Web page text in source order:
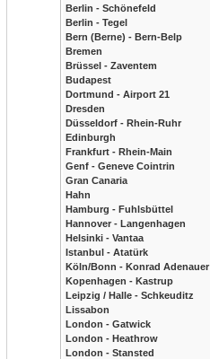
Berlin - Schönefeld
Berlin - Tegel
Bern (Berne) - Bern-Belp
Bremen
Brüssel - Zaventem
Budapest
Dortmund - Airport 21
Dresden
Düsseldorf - Rhein-Ruhr
Edinburgh
Frankfurt - Rhein-Main
Genf - Geneve Cointrin
Gran Canaria
Hahn
Hamburg - Fuhlsbüttel
Hannover - Langenhagen
Helsinki - Vantaa
Istanbul - Atatürk
Köln/Bonn - Konrad Adenauer
Kopenhagen - Kastrup
Leipzig / Halle - Schkeuditz
Lissabon
London - Gatwick
London - Heathrow
London - Stansted